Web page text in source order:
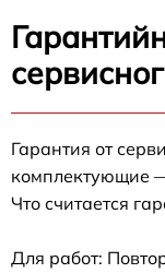
Гарантия от
комплектующие
Что считается
Для работ: